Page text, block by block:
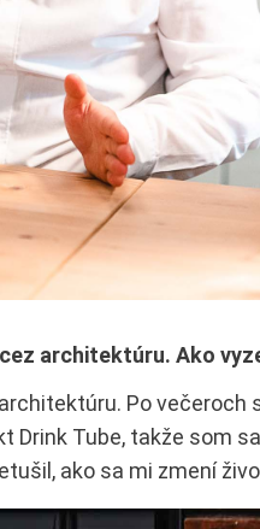
architektúru. Ako
Po večeroch
Drink Tube, takže som
ako sa mi zmení